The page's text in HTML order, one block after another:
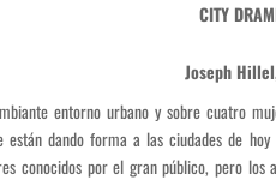
CITY
Joseph
entorno urbano y sobre cuatro
dando forma a las ciudades de
conocidos por el gran público, pero